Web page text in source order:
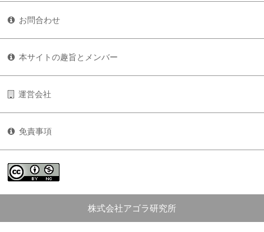
お問合わせ
本サイトの趣旨とメンバー
運営会社
免責事項
株式会社アゴラ研究所